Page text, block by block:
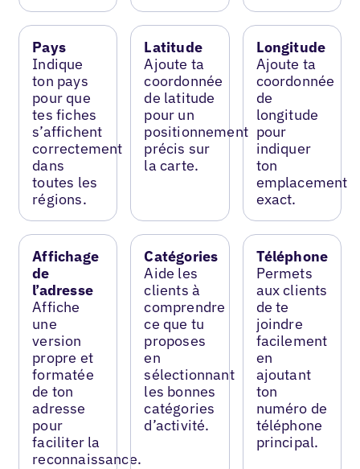
Pays
Indique
ton pays
pour que
tes fiches
s’affichent
correctement
dans
toutes les
régions.
Latitude
Ajoute ta
coordonnée
de latitude
pour un
positionnement
précis sur
la carte.
Longitude
Ajoute ta
coordonnée
de
longitude
pour
indiquer
ton
emplacement
exact.
Affichage
de
l’adresse
Affiche
une
version
propre et
formatée
de ton
adresse
pour
faciliter la
reconnaissance.
Catégories
Aide les
clients à
comprendre
ce que tu
proposes
en
sélectionnant
les bonnes
catégories
d’activité.
Téléphone
Permets
aux clients
de te
joindre
facilement
en
ajoutant
ton
numéro de
téléphone
principal.